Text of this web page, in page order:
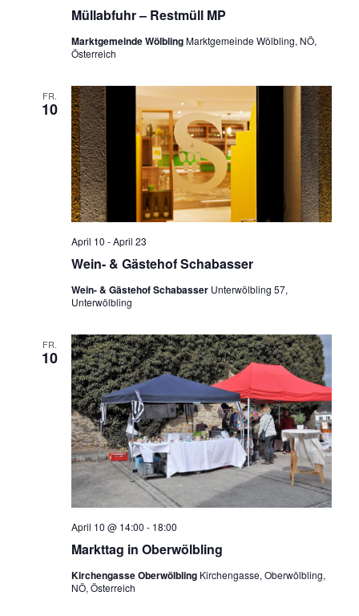
Müllabfuhr – Restmüll MP
Marktgemeinde WölblingMarktgemeinde Wölbling, NÖ,
Österreich
FR.
10
Wein- & Gästehof Schabasser
April 10 -April 23
Wein- & Gästehof Schabasser Unterwölbling 57,
Unterwölbling
FR.
10
Markttag in Oberwölbling
April 10 @ 14:00 - 18:00
Kirchengasse Oberwölbling Kirchengasse, Oberwölbling,
NÖ, Österreich